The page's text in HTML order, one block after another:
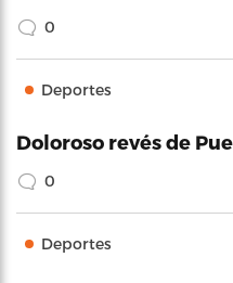
0
Deportes
Doloroso revés de
0
Deportes